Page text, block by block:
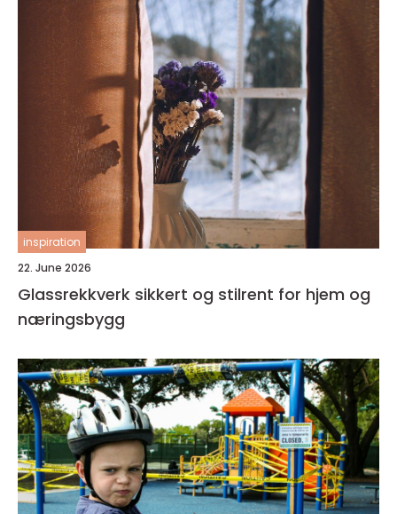
inspiration
22. June 2026
Glassrekkverk sikkert og stilrent for hjem og
næringsbygg